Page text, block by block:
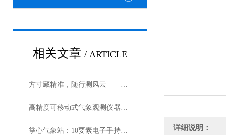
相关文章 / ARTICLE
方寸藏精准，随行测风云——便携式五参数电子气象仪赋能多领域高效作业
高精度可移动式气象观测仪器：方寸藏锋芒，移动护安行
掌心气象站：10要素电子手持气象仪的精准赋能 详细说明：